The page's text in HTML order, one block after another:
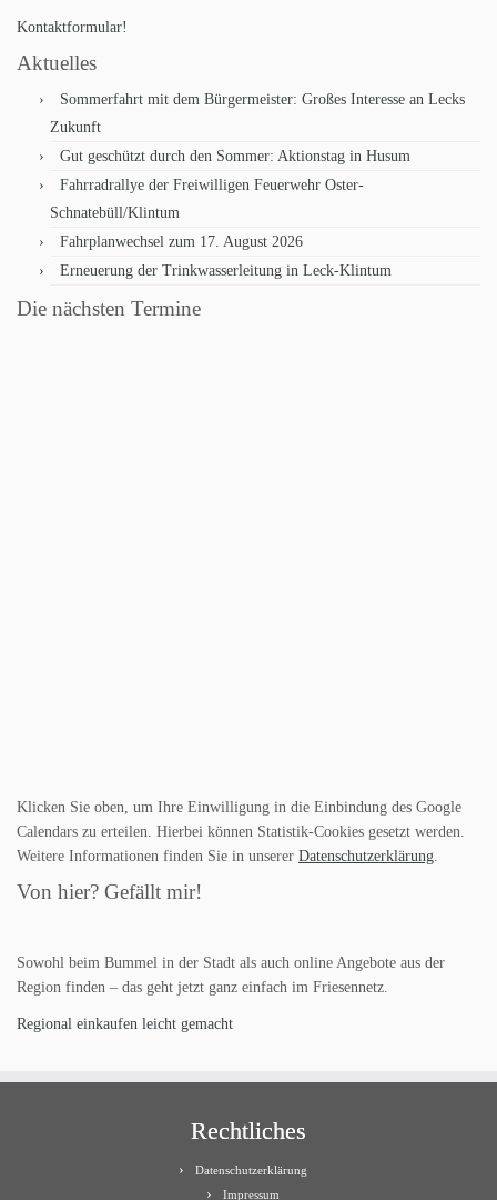
Kontaktformular!
Aktuelles
Sommerfahrt mit dem Bürgermeister: Großes Interesse an Lecks
Zukunft
Gut geschützt durch den Sommer: Aktionstag in Husum
Fahrradrallye der Freiwilligen Feuerwehr Oster-
Schnatebüll/Klintum
Fahrplanwechsel zum 17. August 2026
Erneuerung der Trinkwasserleitung in Leck-Klintum
Die nächsten Termine
Klicken Sie oben, um Ihre Einwilligung in die Einbindung des Google
Calendars zu erteilen. Hierbei können Statistik-Cookies gesetzt werden.
Weitere Informationen finden Sie in unserer Datenschutzerklärung.
Von hier? Gefällt mir!
Sowohl beim Bummel in der Stadt als auch online Angebote aus der
Region finden – das geht jetzt ganz einfach im Friesennetz.
Regional einkaufen leicht gemacht
Rechtliches
Datenschutzerklärung
Impressum